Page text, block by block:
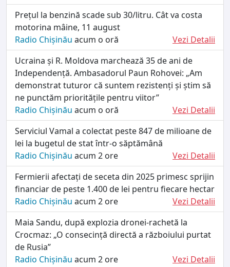
Prețul la benzină scade sub 30/litru. Cât va costa
motorina mâine, 11 august
Radio Chișinău acum o oră
Vezi Detalii
Ucraina și R. Moldova marchează 35 de ani de
Independență. Ambasadorul Paun Rohovei: „Am
demonstrat tuturor că suntem rezistenți și știm să
ne punctăm prioritățile pentru viitor”
Radio Chișinău acum o oră
Vezi Detalii
Serviciul Vamal a colectat peste 847 de milioane de
lei la bugetul de stat într-o săptămână
Radio Chișinău acum 2 ore
Vezi Detalii
Fermierii afectați de seceta din 2025 primesc sprijin
financiar de peste 1.400 de lei pentru fiecare hectar
Radio Chișinău acum 2 ore
Vezi Detalii
Maia Sandu, după explozia dronei-rachetă la
Crocmaz: „O consecință directă a războiului purtat
de Rusia”
Radio Chișinău acum 2 ore
Vezi Detalii